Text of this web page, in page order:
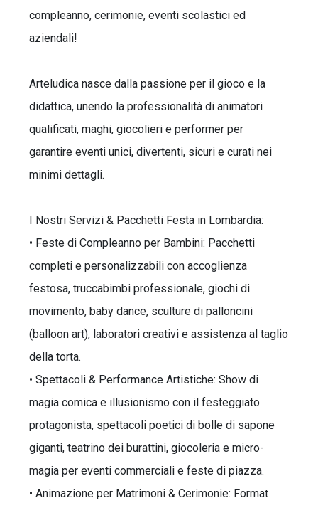
compleanno, cerimonie, eventi scolastici ed
aziendali!
Arteludica nasce dalla passione per il gioco e la
didattica, unendo la professionalità di animatori
qualificati, maghi, giocolieri e performer per
garantire eventi unici, divertenti, sicuri e curati nei
minimi dettagli.
I Nostri Servizi & Pacchetti Festa in Lombardia:
• Feste di Compleanno per Bambini: Pacchetti
completi e personalizzabili con accoglienza
festosa, truccabimbi professionale, giochi di
movimento, baby dance, sculture di palloncini
(balloon art), laboratori creativi e assistenza al taglio
della torta.
• Spettacoli & Performance Artistiche: Show di
magia comica e illusionismo con il festeggiato
protagonista, spettacoli poetici di bolle di sapone
giganti, teatrino dei burattini, giocoleria e micro-
magia per eventi commerciali e feste di piazza.
• Animazione per Matrimoni & Cerimonie: Format